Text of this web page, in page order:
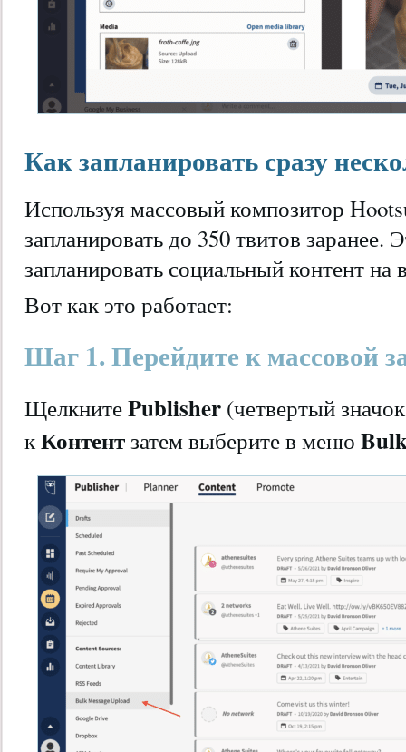
Как запланировать сразу
Используя массовый композитор
запланировать до 350 твитов заранее.
запланировать социальный контент на
Вот как это работает:
Шаг 1. Перейдите к массовой
ЩелкнитеPublisher (четвертый
кКонтентзатем выберите в меню